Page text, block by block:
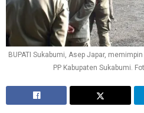
BUPATI Sukabumi, Asep Japar,
PP Kabupaten Sukabumi.